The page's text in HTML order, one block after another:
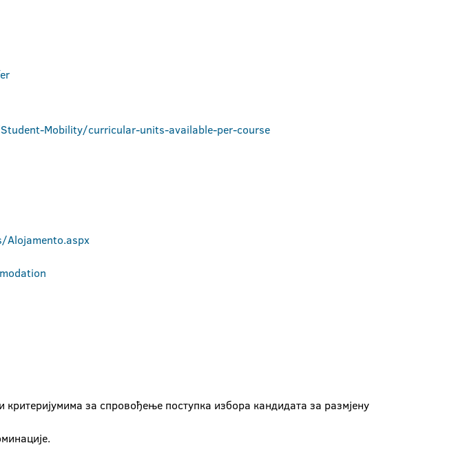
Mobility/curricular-units-available-per-course
критеријумима за спровођење поступка избора кандидата за размјену